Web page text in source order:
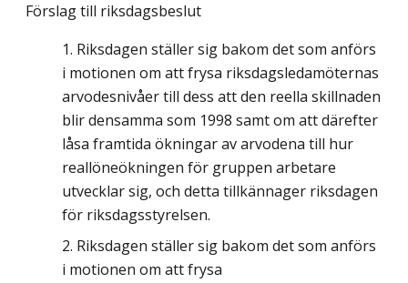
Förslag till riksdagsbeslut
Riksdagen ställer sig bakom det som anförs
i motionen om att frysa riksdagsledamöternas
arvodesnivåer till dess att den reella skillnaden
blir densamma som 1998 samt om att därefter
låsa framtida ökningar av arvodena till hur
reallöneökningen för gruppen arbetare
utvecklar sig, och detta tillkännager riksdagen
för riksdagsstyrelsen.
Riksdagen ställer sig bakom det som anförs
i motionen om att frysa